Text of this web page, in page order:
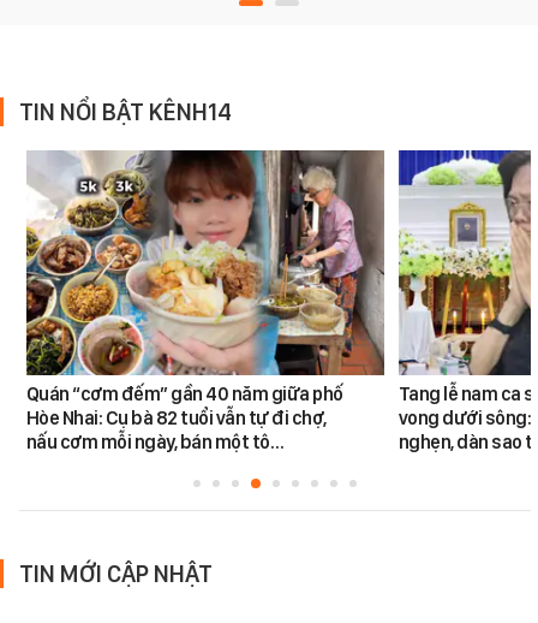
TIN NỔI BẬT KÊNH14
Quán “cơm đếm” gần 40 năm giữa phố
Hòe Nhai: Cụ bà 82 tuổi vẫn tự đi chợ,
nấu cơm mỗi ngày, bán một tô…
Tang lễ nam ca
vong dưới sông:
nghẹn, dàn sao
TIN MỚI CẬP NHẬT